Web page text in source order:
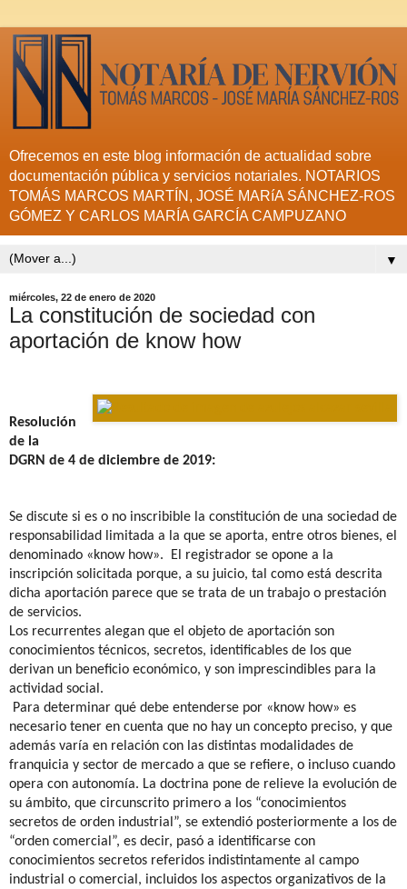
Ofrecemos en este blog información de actualidad sobre
documentación pública y servicios notariales. NOTARIOS
TOMÁS MARCOS MARTÍN, JOSÉ MARíA SÁNCHEZ-ROS
GÓMEZ Y CARLOS MARÍA GARCÍA CAMPUZANO
▼
miércoles, 22 de enero de 2020
La constitución de sociedad con
aportación de know how
Resolución
de la
DGRN de 4 de diciembre de 2019:
Se discute si es o no inscribible la constitución de una sociedad de
responsabilidad limitada a la que se aporta, entre otros bienes, el
denominado «know how».
El registrador se opone a la
inscripción solicitada porque, a su juicio, tal como está descrita
dicha aportación parece que se trata de un trabajo o prestación
de servicios.
Los recurrentes alegan que el objeto de aportación son
conocimientos técnicos, secretos, identificables de los que
derivan un beneficio económico, y son imprescindibles para la
actividad social.
Para determinar qué debe entenderse por «know how» es
necesario tener en cuenta que no hay un concepto preciso, y que
además varía en relación con las distintas modalidades de
franquicia y sector de mercado a que se refiere, o incluso cuando
opera con autonomía. La doctrina pone de relieve la evolución de
su ámbito, que circunscrito primero a los “conocimientos
secretos de orden industrial”, se extendió posteriormente a los de
“orden comercial”, es decir, pasó a identificarse con
conocimientos secretos referidos indistintamente al campo
industrial o comercial, incluidos los aspectos organizativos de la